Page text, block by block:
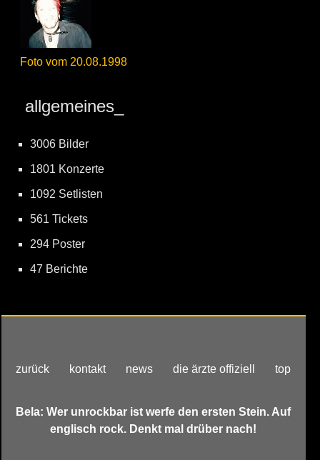
Foto vom 20.08.1998
allgemeines_
3006 Bilder
1801 Konzerte
1092 Setlisten
561 Tickets
294 Poster
47 Berichte
zurück kontakt news die ärzte offiziell top
Bela: Wer unrockbar ist werfe den ersten Stein. Auf
englisch rock. Denkt mal drüber nach!